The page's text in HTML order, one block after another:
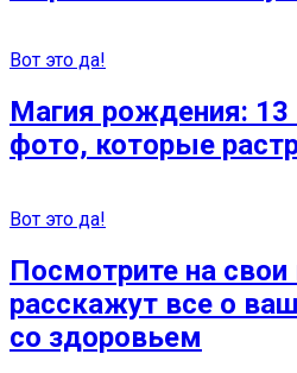
Вот это да!
Магия рождения:
фото, которые
Вот это да!
Посмотрите на
расскажут все о
со здоровьем